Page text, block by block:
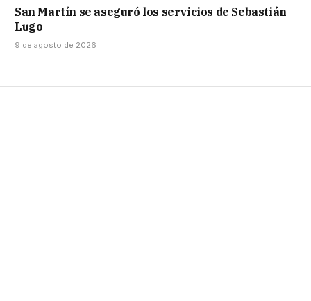
San Martín se aseguró los servicios de Sebastián
Lugo
9 de agosto de 2026